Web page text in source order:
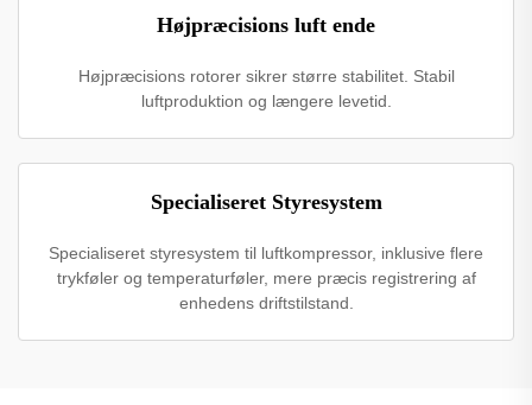
Højpræcisions luft ende
Højpræcisions rotorer sikrer større stabilitet. Stabil
luftproduktion og længere levetid.
Specialiseret Styresystem
Specialiseret styresystem til luftkompressor, inklusive flere
trykføler og temperaturføler, mere præcis registrering af
enhedens driftstilstand.